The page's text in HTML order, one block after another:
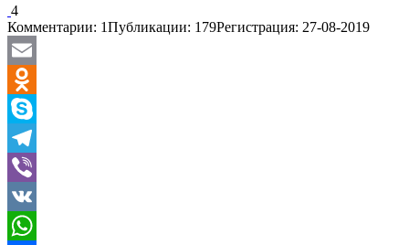
4
Комментарии: 1Публикации: 179Регистрация: 27-08-2019
Email
Odnoklassniki
Skype
Telegram
Viber
VK